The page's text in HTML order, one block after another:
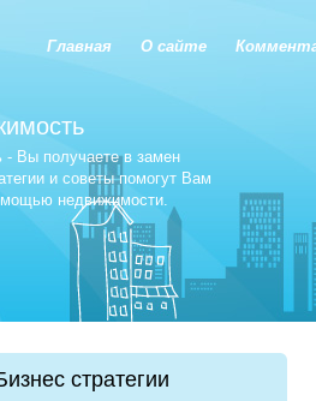
Главная О сайте
- Вы получаете в замен
и советы помогут Вам
недвижимости.
стратегии